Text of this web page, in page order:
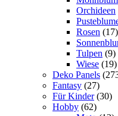
Orchideen
Rosen (17)
Tulpen (9)
Wiese (19)
Deko Panels
Fantasy (27)
Für Kinder (30)
Hobby (62)